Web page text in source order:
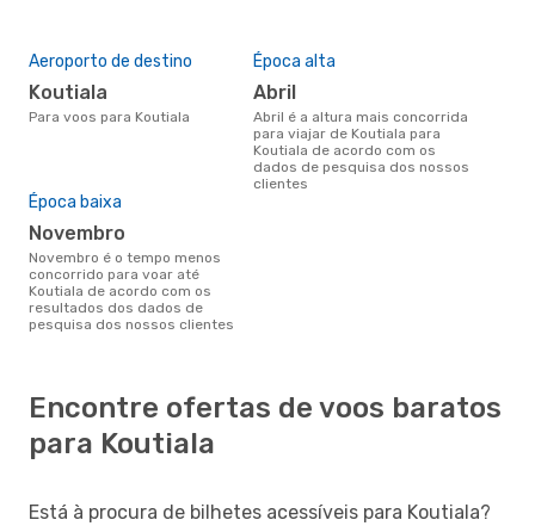
Aeroporto de destino
Koutiala
Para voos para Koutiala
Época alta
abril
abril é a altura mais concorrida
para viajar de Koutiala para
Koutiala de acordo com os
dados de pesquisa dos nossos
clientes
Época baixa
novembro
novembro é o tempo menos
concorrido para voar até
Koutiala de acordo com os
resultados dos dados de
pesquisa dos nossos clientes
Encontre ofertas de voos baratos
para Koutiala
Está à procura de bilhetes acessíveis para Koutiala?